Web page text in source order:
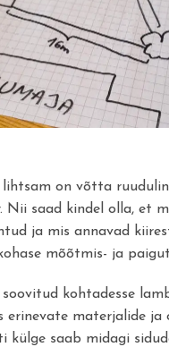
on võtta
Nii saad kindel olla, et
ja mis annavad
mõõtmis- ja
kohtadesse
materjalide ja
saab midagi